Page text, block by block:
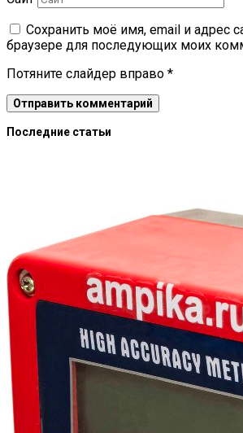
Сохранить моё имя, email и адрес
браузере для последующих моих
Потяните слайдер вправо *
Последние статьи